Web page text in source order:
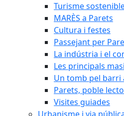
Turisme
MARÈS a Parets
Cultura i festes
Passejant per
La indústria i el
Les principals
Un tomb pel barri
Parets, poble
Visites guiades